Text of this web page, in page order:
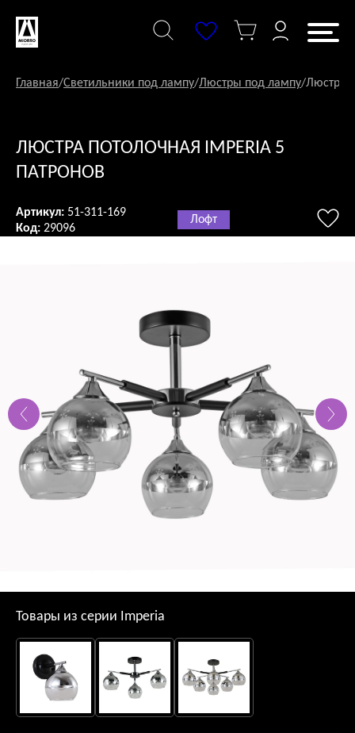
содержанию
Главная/Светильники под лампу/Люстры под лампу/Люстра
ЛЮСТРА ПОТОЛОЧНАЯ IMPERIA 5
ПАТРОНОВ
Артикул: 51-311-169
Код: 29096
Лофт
Товары из серии Imperia